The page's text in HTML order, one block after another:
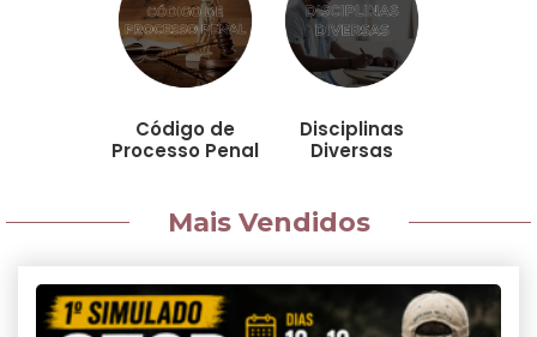
Código de
Processo Penal
Disciplinas
Diversas
Mais Vendidos